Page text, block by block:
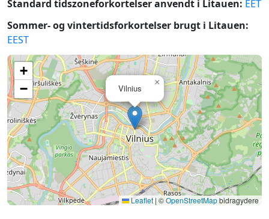
Standard tidszoneforkortelser anvendt i Litauen: EET
Sommer- og vintertidsforkortelser brugt i Litauen:
EEST
Vilnius
×
+
−
Leaflet | ©OpenStreetMapbidragydere